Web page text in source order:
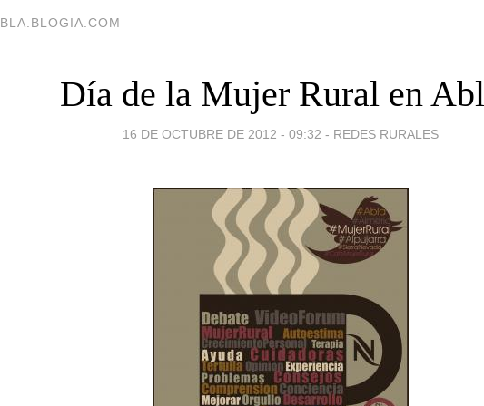
Día de la Mujer Rural en
16 DE OCTUBRE DE 2012 - 09:32 - REDES RURALES